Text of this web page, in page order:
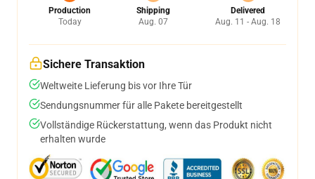
Production
Today
Shipping
Aug. 07
Delivered
Aug. 11 - Aug. 18
Sichere Transaktion
Weltweite Lieferung bis vor Ihre Tür
Sendungsnummer für alle Pakete bereitgestellt
Vollständige Rückerstattung, wenn das Produkt nicht
erhalten wurde